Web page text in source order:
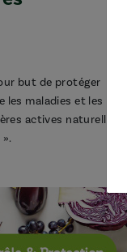
but de protéger
maladies et les
actives naturelles,